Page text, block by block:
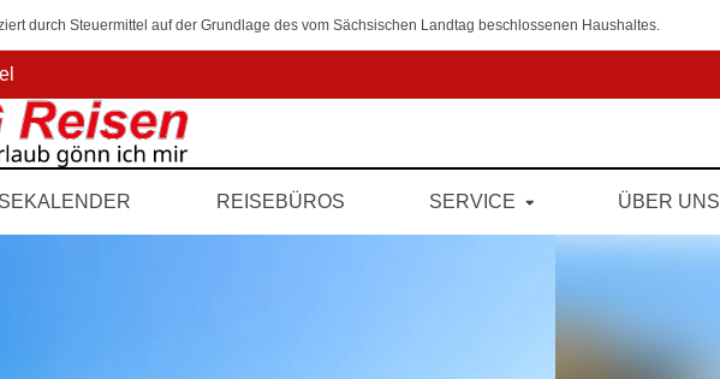
durch Steuermittel auf der Grundlage des vom Sächsischen Landtag beschlossenen Haushaltes.
REISEBÜROS SERVICE ÜBER UNS